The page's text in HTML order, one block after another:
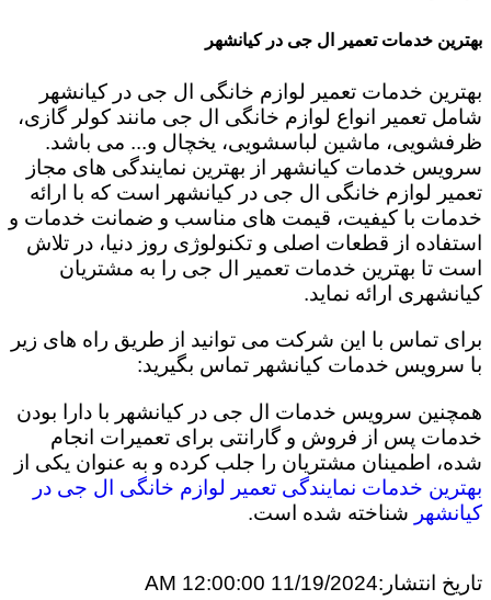
بهترین خدمات تعمیر ال جی در کیانشهر
بهترین خدمات تعمیر لوازم خانگی ال جی در کیانشهر
شامل تعمیر انواع لوازم خانگی ال جی مانند کولر گازی،
ظرفشویی، ماشین لباسشویی، یخچال و... می باشد.
سرویس خدمات کیانشهر از بهترین نمایندگی های مجاز
تعمیر لوازم خانگی ال جی در کیانشهر است که با ارائه
خدمات با کیفیت، قیمت های مناسب و ضمانت خدمات و
استفاده از قطعات اصلی و تکنولوژی روز دنیا، در تلاش
است تا بهترین خدمات تعمیر ال جی را به مشتریان
کیانشهری ارائه نماید.
برای تماس با این شرکت می توانید از طریق راه های زیر
با سرویس خدمات کیانشهر تماس بگیرید:
همچنین سرویس خدمات ال جی در کیانشهر با دارا بودن
خدمات پس از فروش و گارانتی برای تعمیرات انجام
شده، اطمینان مشتریان را جلب کرده و به عنوان یکی از
بهترین خدمات نمایندگی تعمیر لوازم خانگی ال جی در
کیانشهر شناخته شده است.
تاریخ انتشار:11/19/2024 12:00:00 AM